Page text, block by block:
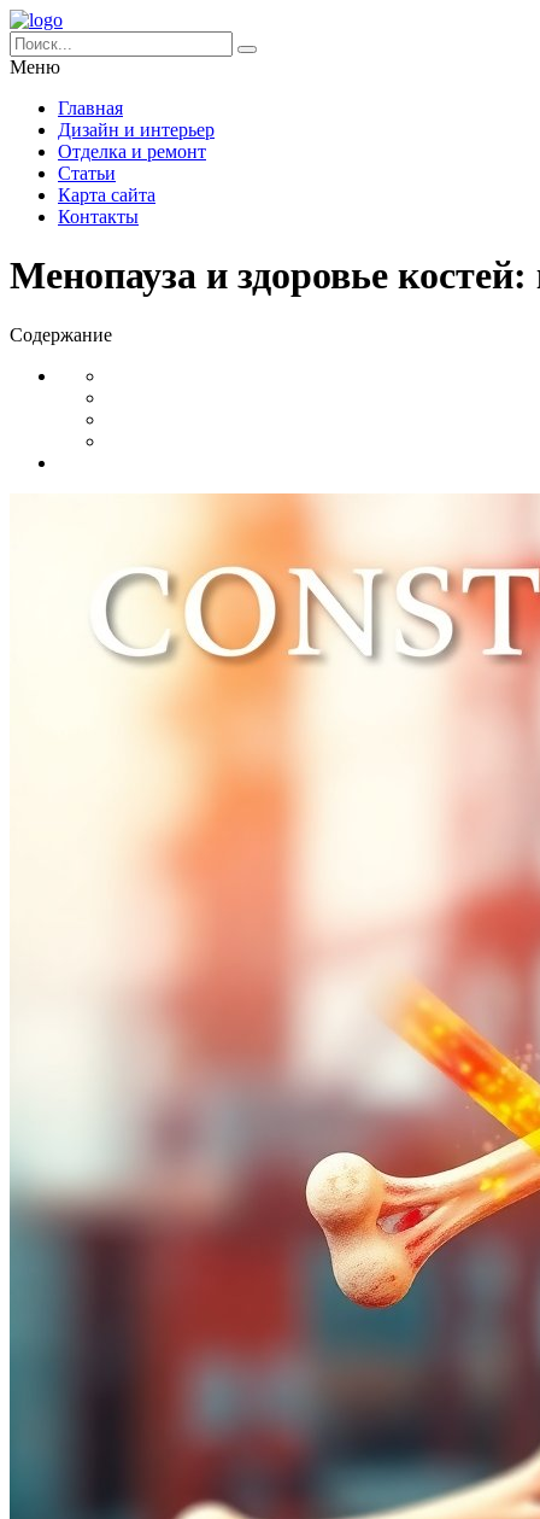
Меню
Главная
Дизайн и интерьер
Отделка и ремонт
Статьи
Карта сайта
Контакты
Менопауза и здоровье
Содержание